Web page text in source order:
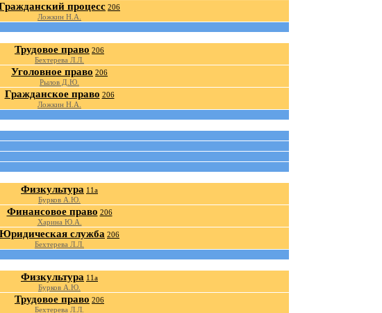
процесс 206
Ложкин Н.А.
Трудовое право 206
Бехтерева Л.Л.
Уголовное право 206
Рылов Д.Ю.
Гражданское право 206
Ложкин Н.А.
Физкультура 11а
Бурков А.Ю.
Финансовое право 206
Харина Ю.А.
Юридическая служба 206
Бехтерева Л.Л.
Физкультура 11а
Бурков А.Ю.
Трудовое право 206
Бехтерева Л.Л.